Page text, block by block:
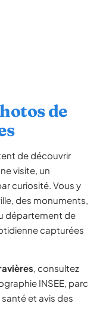
de
de découvrir
visite, un
curiosité. Vous y
des monuments,
département de
capturées
, consultez
INSEE, parc
santé et avis des